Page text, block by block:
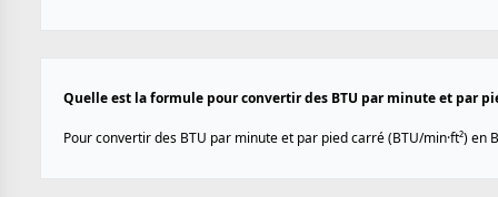
Quelle est la formule pour convertir des BTU par minute et par
Pour convertir des BTU par minute et par pied carré (BTU/min·ft²)